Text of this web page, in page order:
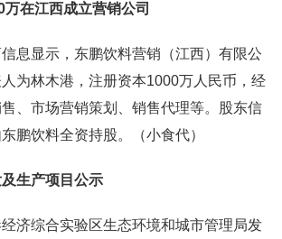
在江西成立营销公司
息显示，东鹏饮料营销（江西）有限公
为林木港，注册资本1000万人民币，经
、市场营销策划、销售代理等。股东信
鹏饮料全资持股。（小食代）
生产项目公示
济综合实验区生态环境和城市管理局发